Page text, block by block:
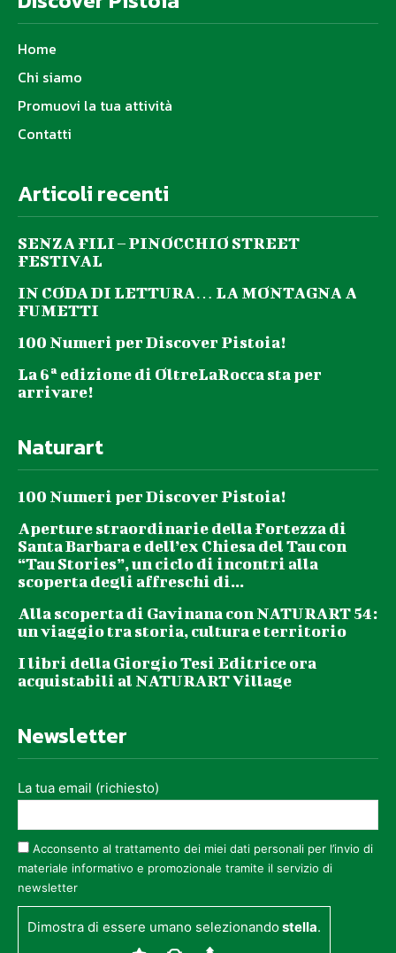
Home
Chi siamo
Promuovi la tua attività
Contatti
Articoli recenti
SENZA FILI – PINOCCHIO STREET
FESTIVAL
IN CODA DI LETTURA… LA MONTAGNA A
FUMETTI
100 Numeri per Discover Pistoia!
La 6ª edizione di OltreLaRocca sta per
arrivare!
Naturart
100 Numeri per Discover Pistoia!
Aperture straordinarie della Fortezza di
Santa Barbara e dell’ex Chiesa del Tau con
“Tau Stories”, un ciclo di incontri alla
scoperta degli affreschi di...
Alla scoperta di Gavinana con NATURART 54:
un viaggio tra storia, cultura e territorio
I libri della Giorgio Tesi Editrice ora
acquistabili al NATURART Village
Newsletter
La tua email (richiesto)
Acconsento al trattamento dei miei dati personali per l’invio di
materiale informativo e promozionale tramite il servizio di
newsletter
Dimostra di essere umano selezionandostella.